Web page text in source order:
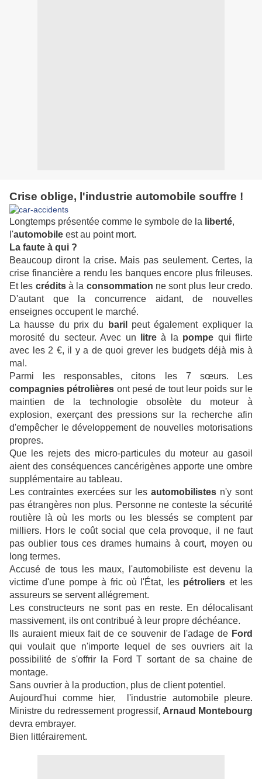
Crise oblige, l'industrie automobile souffre !
Longtemps présentée comme le symbole de la liberté,
l'automobile est au point mort.
La faute à qui ?
Beaucoup diront la crise. Mais pas seulement. Certes, la
crise financière a rendu les banques encore plus frileuses.
Et les créditsà la consommation ne sont plus leur credo.
D'autant que la concurrence aidant, de nouvelles
enseignes occupent le marché.
La hausse du prix du
baril
peut également expliquer la
morosité du secteur. Avec un
litre à la pompe qui flirte
avec les 2 €, il y a de quoi grever les budgets déjà mis à
mal.
Parmi les responsables, citons les 7 sœurs. Les
compagnies pétrolières ont pesé de tout leur poids sur le
maintien de la technologie obsolète du moteur à
explosion, exerçant des pressions sur la recherche afin
d'empêcher le développement de nouvelles motorisations
propres.
Que les rejets des micro-particules du moteur au gasoil
aient des conséquences cancérigènes apporte une ombre
supplémentaire au tableau.
Les contraintes exercées sur les automobilistes n'y sont
pas étrangères non plus. Personne ne conteste la sécurité
routière là où les morts ou les blessés se comptent par
milliers. Hors le coût social que cela provoque, il ne faut
pas oublier tous ces drames humains à court, moyen ou
long termes.
Accusé de tous les maux, l'automobiliste est devenu la
victime d'une pompe à fric où l'État, les pétroliers et les
assureurs se servent allégrement.
Les constructeurs ne sont pas en reste. En délocalisant
massivement, ils ont contribué à leur propre déchéance.
Ils auraient mieux fait de ce souvenir de l'adage de Ford
qui voulait que n'importe lequel de ses ouvriers ait la
possibilité de s'offrir la Ford T sortant de sa chaine de
montage.
Sans ouvrier à la production, plus de client potentiel.
Aujourd'hui comme hier, l'industrie automobile pleure.
Ministre du redressement progressif, Arnaud Montebourg
devra embrayer.
Bien littérairement.